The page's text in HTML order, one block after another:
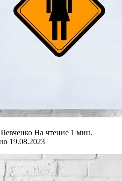
На чтение 1 мин.
19.08.2023